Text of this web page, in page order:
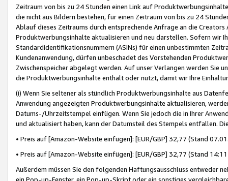
Zeitraum von bis zu 24 Stunden einen Link auf
die nicht aus Bildern bestehen, für einen Zeitraum von bis zu 24
Ablauf dieses Zeitraums durch entsprechende Anfrage an die
Produktwerbungsinhalte aktualisieren und neu darstellen. Sofern wir
Standardidentifikationsnummern (ASINs) für einen unbestimmten
Kundenanwendung, dürfen unbeschadet des Vorstehenden
Zwischenspeicher abgelegt werden. Auf unser Verlangen werden Sie
die Produktwerbungsinhalte enthält oder nutzt, damit wir Ihre
(i) Wenn Sie seltener als stündlich Produktwerbungsinhalte aus
Anwendung angezeigten Produktwerbungsinhalte aktualisieren,
Datums-/Uhrzeitstempel einfügen. Wenn Sie jedoch die in Ihrer
und aktualisiert haben, kann der Datumsteil des Stempels entfallen.
• Preis auf [Amazon-Website einfügen]: [EUR/GBP] 32,77 (Stand
• Preis auf [Amazon-Website einfügen]: [EUR/GBP] 32,77 (Stand
Außerdem müssen Sie den folgenden Haftungsausschluss entweder
ein Pop-up-Fenster, ein Pop-up-Skript oder ein sonstiges